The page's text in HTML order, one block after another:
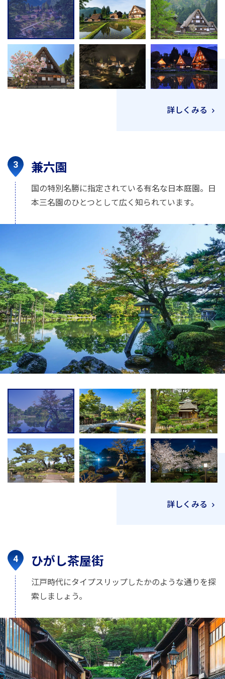
詳しくみる
兼六園
国の特別名勝に指定されている有名な日本庭園。日
本三名園のひとつとして広く知られています。
詳しくみる
ひがし茶屋街
江戸時代にタイプスリップしたかのような通りを探
索しましょう。